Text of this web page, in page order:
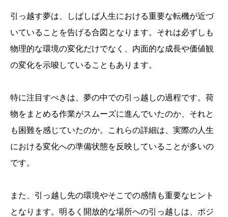
引っ越す夢は、しばしば人生における重要な転機が近づ
いていることを告げる合図となります。それは必ずしも
物理的な環境の変化だけでなく、内面的な成長や価値観
の変化を示唆していることもあります。
特に注目すべきは、夢の中での引っ越しの過程です。荷
物をまとめる作業がスムーズに進んでいたのか、それと
も困難を感じていたのか。これらの詳細は、実際の人生
における変化への準備状態を反映していることが多いの
です。
また、引っ越し先の環境やそこでの感情も重要なヒント
となります。明るく開放的な場所への引っ越しは、ポジ